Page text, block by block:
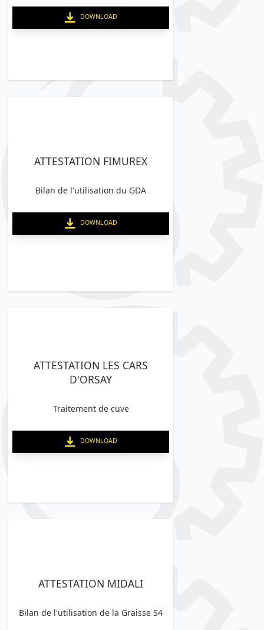
DOWNLOAD
ATTESTATION FIMUREX
Bilan de l'utilisation du GDA
DOWNLOAD
ATTESTATION LES CARS
D'ORSAY
Traitement de cuve
DOWNLOAD
ATTESTATION MIDALI
Bilan de l'utilisation de la Graisse S4